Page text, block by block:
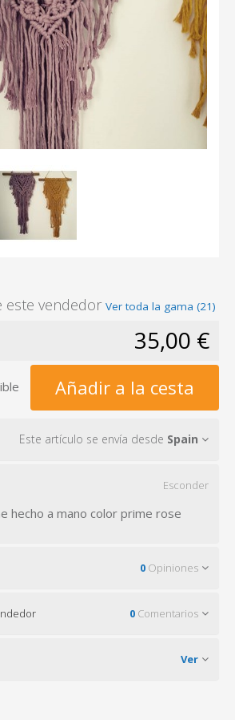
este vendedor Ver toda la gama (21)
35,00 €
Añadir a la cesta
Este artículo se envía desde Spain
Esconder
hecho a mano color prime rose
0 Opiniones
0 Comentarios
Ver